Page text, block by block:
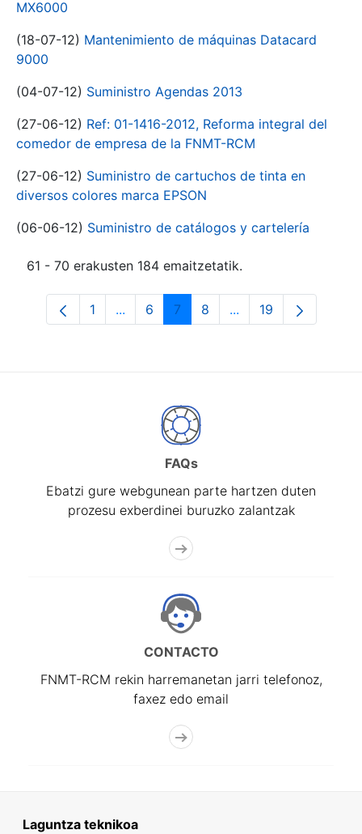
MX6000
(18-07-12) Mantenimiento de máquinas Datacard
9000
(04-07-12) Suministro Agendas 2013
(27-06-12) Ref: 01-1416-2012, Reforma integral del
comedor de empresa de la FNMT-RCM
(27-06-12) Suministro de cartuchos de tinta en
diversos colores marca EPSON
(06-06-12) Suministro de catálogos y cartelería
61 - 70 erakusten 184 emaitzetatik.
Orrialdea
1 ...Intermediate Pages Use TAB to
Orrialdea
6 Orrialdea
7 Orrialdea
8 ...Intermediate Pages
Orrialdea
19
FAQs
Ebatzi gure webgunean parte hartzen duten
prozesu exberdinei buruzko zalantzak
CONTACTO
FNMT-RCM rekin harremanetan jarri telefonoz,
faxez edo email
Laguntza teknikoa